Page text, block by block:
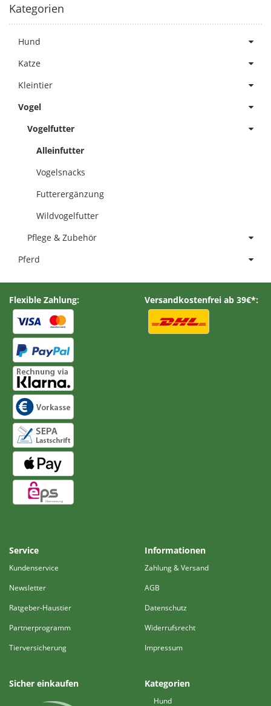
Kategorien
Hund
Katze
Kleintier
Vogel
Vogelfutter
Alleinfutter
Vogelsnacks
Futterergänzung
Wildvogelfutter
Pflege & Zubehör
Pferd
Flexible Zahlung: Versandkostenfrei ab 39€*:
Service
Kundenservice
Newsletter
Ratgeber-Haustier
Partnerprogramm
Tierversicherung
Informationen
Zahlung & Versand
AGB
Datenschutz
Widerrufsrecht
Impressum
Sicher einkaufen Kategorien
Hund